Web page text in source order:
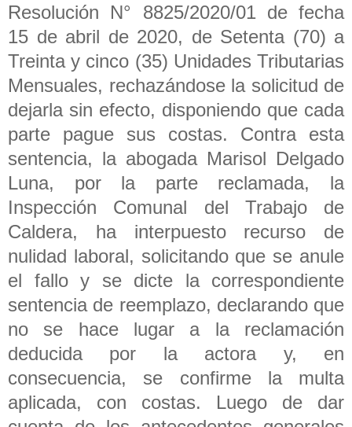
Resolución N° 8825/2020/01 de fecha
15 de abril de 2020, de Setenta (70) a
Treinta y cinco (35) Unidades Tributarias
Mensuales, rechazándose la solicitud de
dejarla sin efecto, disponiendo que cada
parte pague sus costas. Contra esta
sentencia, la abogada Marisol Delgado
Luna, por la parte reclamada, la
Inspección Comunal del Trabajo de
Caldera, ha interpuesto recurso de
nulidad laboral, solicitando que se anule
el fallo y se dicte la correspondiente
sentencia de reemplazo, declarando que
no se hace lugar a la reclamación
deducida por la actora y, en
consecuencia, se confirme la multa
aplicada, con costas. Luego de dar